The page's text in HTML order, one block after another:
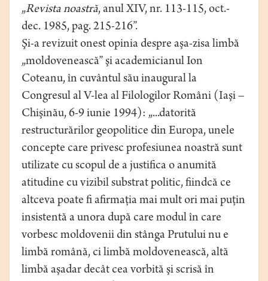
„Revista noastră, anul XIV, nr. 113-115, oct.-
dec. 1985, pag. 215-216”.
Şi-a revizuit onest opinia despre aşa-zisa limbă
„moldovenească” şi academicianul Ion
Coteanu, în cuvântul său inaugural la
Congresul al V-lea al Filologilor Români (Iaşi –
Chişinău, 6-9 iunie 1994): „...datorită
restructurărilor geopolitice din Europa, unele
concepte care privesc profesiunea noastră sunt
utilizate cu scopul de a justifica o anumită
atitudine cu vizibil substrat politic, fiindcă ce
altceva poate fi afirmaţia mai mult ori mai puţin
insistentă a unora după care modul în care
vorbesc moldovenii din stânga Prutului nu e
limbă română, ci limbă moldovenească, altă
limbă aşadar decât cea vorbită şi scrisă în